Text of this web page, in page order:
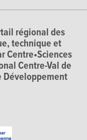
régional des
technique et
Centre•Sciences
Centre-Val de
Développement